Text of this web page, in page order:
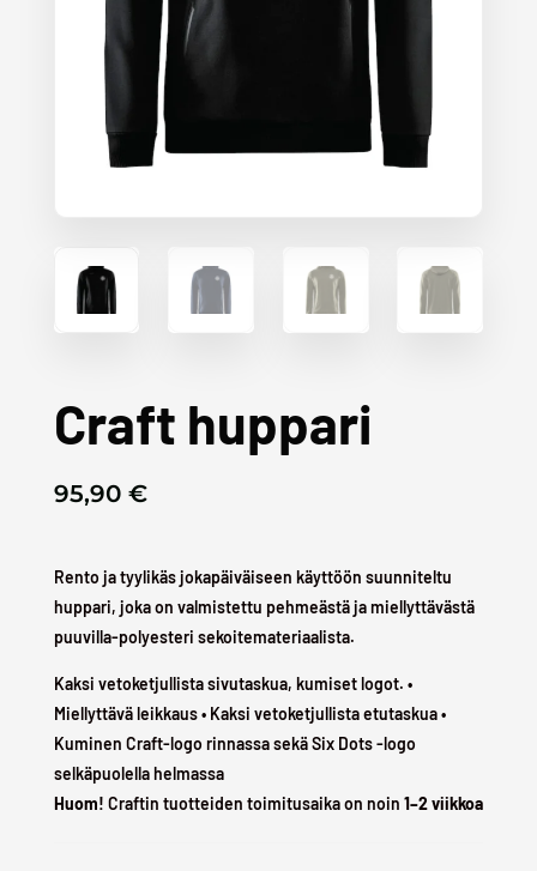
Craft huppari
95,90 €
Rento ja tyylikäs jokapäiväiseen käyttöön suunniteltu
huppari, joka on valmistettu pehmeästä ja miellyttävästä
puuvilla-polyesteri sekoitemateriaalista.
Kaksi vetoketjullista sivutaskua, kumiset logot. •
Miellyttävä leikkaus • Kaksi vetoketjullista etutaskua •
Kuminen Craft-logo rinnassa sekä Six Dots -logo
selkäpuolella helmassa
Huom! Craftin tuotteiden toimitusaika on noin 1–2 viikkoa